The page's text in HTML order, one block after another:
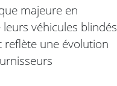
majeure en
véhicules blindés
reflète une évolution